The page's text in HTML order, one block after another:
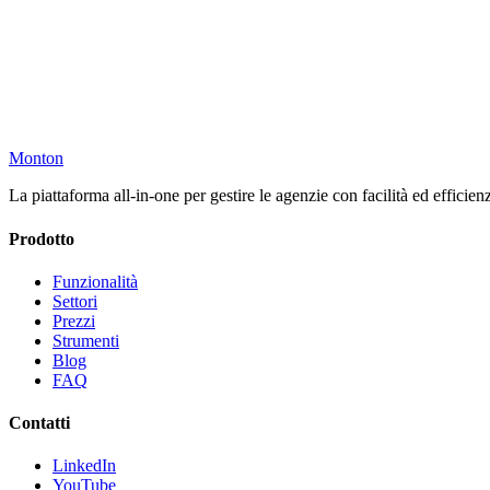
Inizia 100% Gratis
Monton
La piattaforma all-in-one per gestire le agenzie con facilità ed
Prodotto
Funzionalità
Settori
Prezzi
Strumenti
Blog
FAQ
Contatti
LinkedIn
YouTube